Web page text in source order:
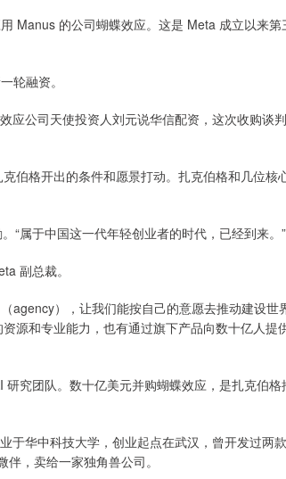
Manus 的公司蝴蝶效应。这是 Meta 成立以来第
轮融资。
应公司天使投资人刘元说华信配资，这次收购谈
伯格开出的条件和愿景打动。扎克伯格和几位核
“属于中国这一代年轻创业者的时代，已经到来。”
副总裁。
agency），让我们能按自己的意愿去推动建设世
源和专业能力，也有通过旗下产品向数十亿人提
究团队。数十亿美元并购蝴蝶效应，是扎克伯格
于华中科技大学，创业起点在武汉，曾开发过两
，卖给一家独角兽公司。